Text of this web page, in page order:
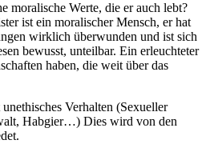
moralische Werte, die er auch lebt?
ist ein moralischer Mensch, er hat
wirklich überwunden und ist sich
bewusst, unteilbar. Ein erleuchteter
haben, die weit über das
Verhalten (Sexueller
Habgier…) Dies wird von den